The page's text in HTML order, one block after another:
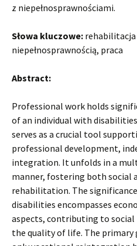
z niepełnosprawnościami.
Słowa kluczowe: rehabilitacja
niepełnosprawnością, praca
Abstract:
Professional work holds
of an individual with
serves as a crucial tool
professional development,
integration. It unfolds in a
manner, fostering both social
rehabilitation. The
disabilities encompasses
aspects, contributing to
the quality of life. The